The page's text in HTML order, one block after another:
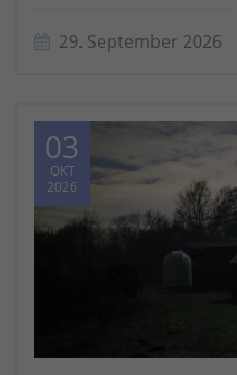
29. September 2026
03
OKT
2026